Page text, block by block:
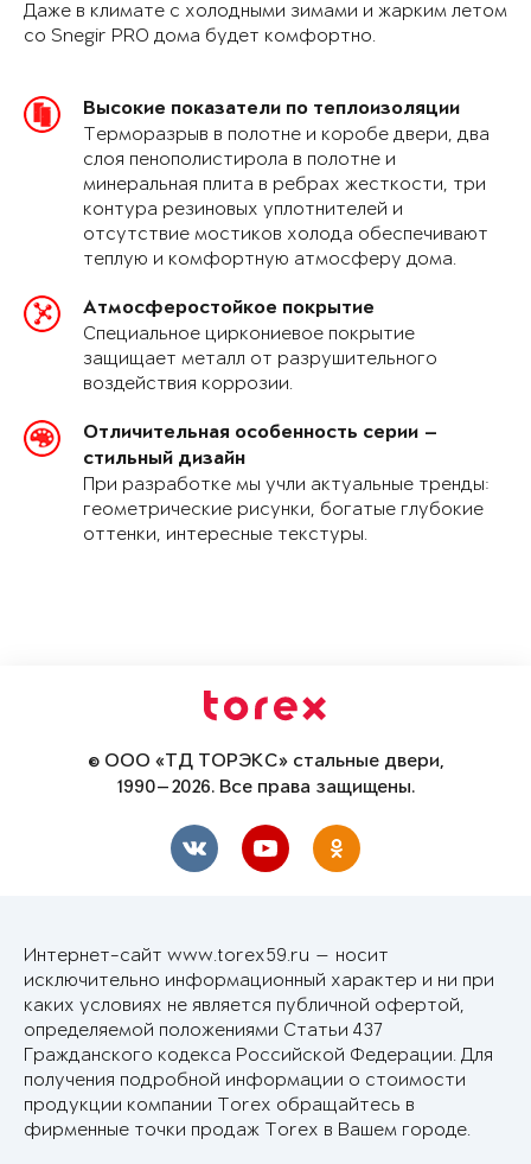
Даже в климате с холодными зимами и жарким летом
со Snegir PRO дома будет комфортно.
Высокие показатели по теплоизоляции
Терморазрыв в полотне и коробе двери, два
слоя пенополистирола в полотне и
минеральная плита в ребрах жесткости, три
контура резиновых уплотнителей и
отсутствие мостиков холода обеспечивают
теплую и комфортную атмосферу дома.
Атмосферостойкое покрытие
Специальное циркониевое покрытие
защищает металл от разрушительного
воздействия коррозии.
Отличительная особенность серии —
стильный дизайн
При разработке мы учли актуальные тренды:
геометрические рисунки, богатые глубокие
оттенки, интересные текстуры.
© ООО «ТД ТОРЭКС» стальные двери,
1990—2026. Все права защищены.
Интернет-сайт www.torex59.ru — носит
исключительно информационный характер и ни при
каких условиях не является публичной офертой,
определяемой положениями Статьи 437
Гражданского кодекса Российской Федерации. Для
получения подробной информации о стоимости
продукции компании Torex обращайтесь в
фирменные точки продаж Torex в Вашем городе.